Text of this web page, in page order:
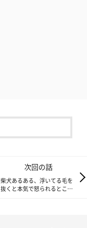
次回の話
柴犬あるある、浮いてる毛を
抜くと本気で怒られるとこ｜